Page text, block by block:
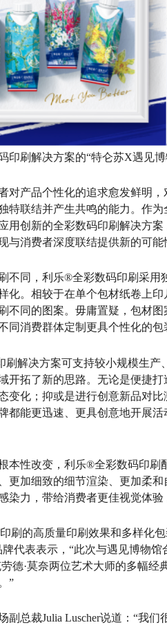
印刷解决方案的“特仑苏X遇见
对产品个性化的追求愈发鲜明
特联结并产生共鸣的能力。作
用创新的全彩数码印刷解决方
与消费者深度联结提供新的可能
不同，利乐®全彩数码印刷采用
化。相较于在单个包材纸卷上
不同的图案。毋庸置疑，包材
同消费群体定制更具个性化的包
刷解决方案可支持较小规模生产
开拓了新的思路。无论是便捷
变化；抑或是进行创意新品对
都能更迅速、更具创意地开展
本性改变，利乐®全彩数码印
更加细致的细节渲染、更加柔
染力，带给消费者更佳视觉体验
刷的高质量印刷效果和多样化
牌代表表示，“此次与遇见博物
德·莫奈两位艺术大师的多幅
”
副总裁Julia Luscher说道：“我